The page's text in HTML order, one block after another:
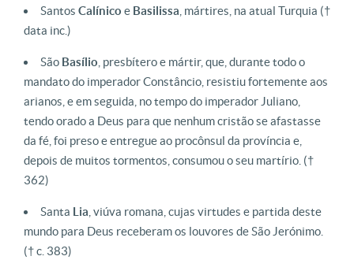
Santos Calínico e Basilissa , mártires, na atual Turquia (†
data inc.)
São Basílio , presbítero e mártir, que, durante todo o
mandato do imperador Constâncio, resistiu fortemente aos
arianos, e em seguida, no tempo do imperador Juliano,
tendo orado a Deus para que nenhum cristão se afastasse
da fé, foi preso e entregue ao procônsul da província e,
depois de muitos tormentos, consumou o seu martírio. (†
362)
Santa Lia , viúva romana, cujas virtudes e partida deste
mundo para Deus receberam os louvores de São Jerónimo.
(† c. 383)